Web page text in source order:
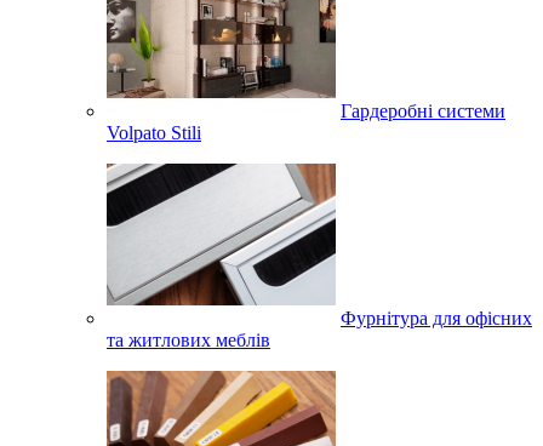
Гардеробні системи
Volpato Stili
Фурнітура для офісних
та житлових меблів